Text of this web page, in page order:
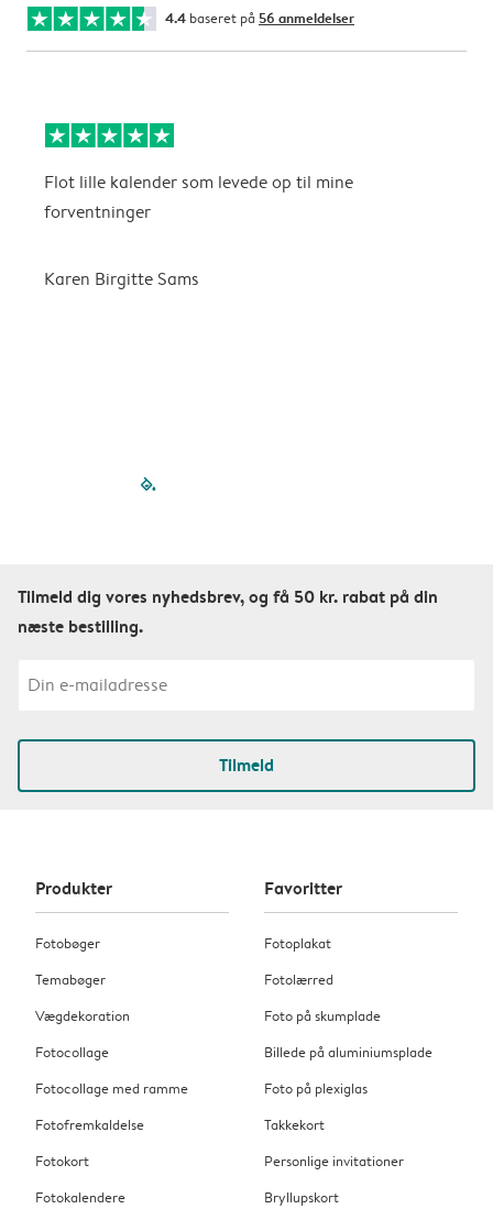
4.4 baseret på 56 anmeldelser
Flot lille kalender som levede op til mine
forventninger
Karen Birgitte Sams
filled-pagination
Tilmeld dig vores nyhedsbrev, og få 50 kr. rabat på din
næste bestilling.
Tilmeld
Produkter
Fotobøger
Temabøger
Vægdekoration
Fotocollage
Fotocollage med ramme
Fotofremkaldelse
Fotokort
Fotokalendere
Favoritter
Fotoplakat
Fotolærred
Foto på skumplade
Billede på aluminiumsplade
Foto på plexiglas
Takkekort
Personlige invitationer
Bryllupskort